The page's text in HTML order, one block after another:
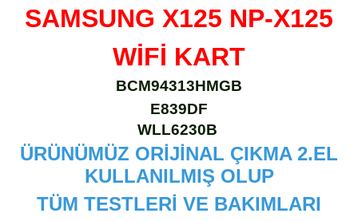
SAMSUNG X125 NP-X125
WİFİ KART
BCM94313HMGB
E839DF
WLL6230B
ÜRÜNÜMÜZ ORİJİNAL ÇIKMA 2.EL
KULLANILMIŞ OLUP
TÜM TESTLERİ VE BAKIMLARI